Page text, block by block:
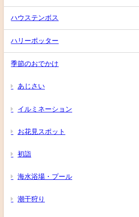
ハウステンボス
ハリーポッター
季節のおでかけ
あじさい
イルミネーション
お花見スポット
初詣
海水浴場・プール
潮干狩り